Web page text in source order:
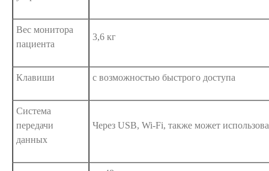
Вес монитора
пациента
3,6 кг
Клавиши с возможностью быстрого доступа
Система
передачи
данных
Через USB, Wi-Fi, также может